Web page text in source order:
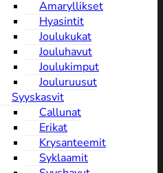
Amaryllikset
Hyasintit
Joulukukat
Jouluhavut
Joulukimput
Jouluruusut
Syyskasvit
Callunat
Erikat
Krysanteemit
Syklaamit